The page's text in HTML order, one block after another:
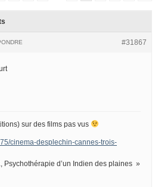
#31867
sur des films pas vus
cinema-desplechin-cannes-trois-
Psychothérapie d’un Indien des plaines »